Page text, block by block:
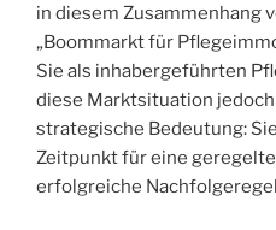
in diesem Zusammenhang
„Boommarkt für
Sie als inhabergeführten
diese Marktsituation
strategische Bedeutung:
Zeitpunkt für eine
erfolgreiche